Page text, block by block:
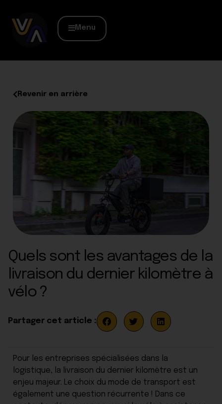
Menu
Revenir en arrière
Partager cet article :
Quels sont les avantages de la
livraison du dernier kilomètre à
vélo ?
Pour les entreprises spécialisées dans la
logistique, la livraison du dernier kilomètre est un
enjeu majeur. Le choix du mode de transport est
également une question récurrente ! Dans ce